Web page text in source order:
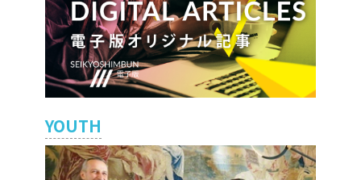
YOUTH